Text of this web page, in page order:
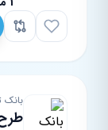
بانک